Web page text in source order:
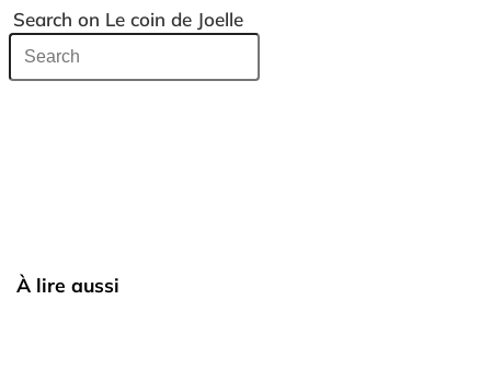
Search on Le coin de Joelle
À lire aussi